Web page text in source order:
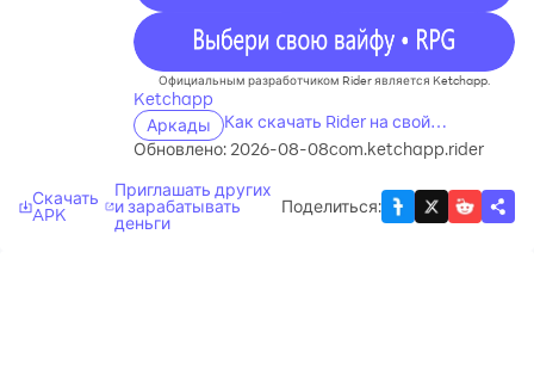
recommend
Официальным разработчиком Rider является Ketchapp.
Ketchapp
Аркады
Как скачать Rider на свой
компьютер
Обновлено: 2026-08-08com.ketchapp.rider
Скачать
APK
Приглашать других
и зарабатывать
деньги
Поделиться: